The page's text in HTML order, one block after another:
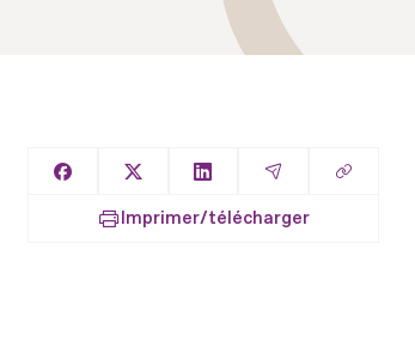
Partager sur Facebook
Partager sur XPartager sur LinkedIn
Partager par
Copier
Imprimer/télécharger